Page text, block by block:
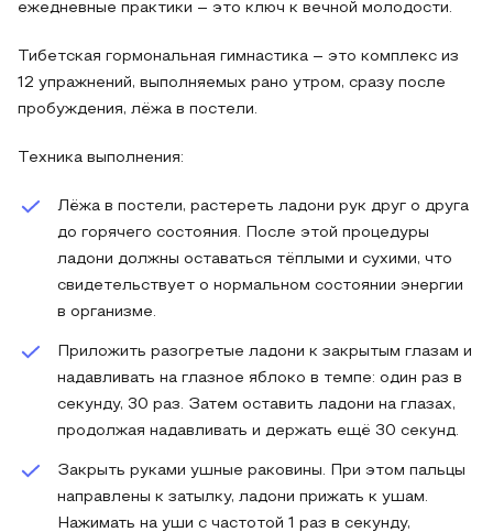
ежедневные практики – это ключ к вечной молодости.
Тибетская гормональная гимнастика – это комплекс из
12 упражнений, выполняемых рано утром, сразу после
пробуждения, лёжа в постели.
Техника выполнения:
Лёжа в постели, растереть ладони рук друг о друга
до горячего состояния. После этой процедуры
ладони должны оставаться тёплыми и сухими, что
свидетельствует о нормальном состоянии энергии
в организме.
Приложить разогретые ладони к закрытым глазам и
надавливать на глазное яблоко в темпе: один раз в
секунду, 30 раз. Затем оставить ладони на глазах,
продолжая надавливать и держать ещё 30 секунд.
Закрыть руками ушные раковины. При этом пальцы
направлены к затылку, ладони прижать к ушам.
Нажимать на уши с частотой 1 раз в секунду,